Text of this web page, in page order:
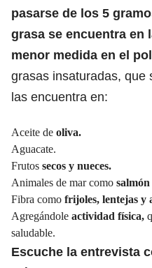
pasarse de los 5
grasa se encuentra en
menor medida en el
grasas insaturadas, que
las encuentra en:
Aceite de oliva.
Aguacate.
Frutos secos y nueces.
Animales de mar como
Fibra como frijoles, lentejas y
Agregándole actividad física,
saludable.
Escuche la entrevista